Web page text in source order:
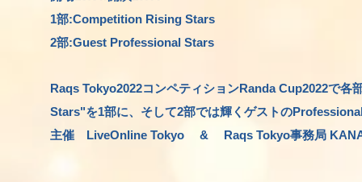
1部:Competition Rising Stars
2部:Guest Professional Stars
Raqs Tokyo2022コンペティションRanda Cup2022で
Stars"を1部に、そして2部では輝くゲストの
主催 LiveOnline Tokyo & Raqs Tokyo事務局